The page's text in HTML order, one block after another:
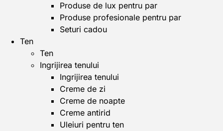
Produse de lux pentru par
Produse profesionale pentru par
Seturi cadou
Ten
Ten
Ingrijirea tenului
Ingrijirea tenului
Creme de zi
Creme de noapte
Creme antirid
Uleiuri pentru ten